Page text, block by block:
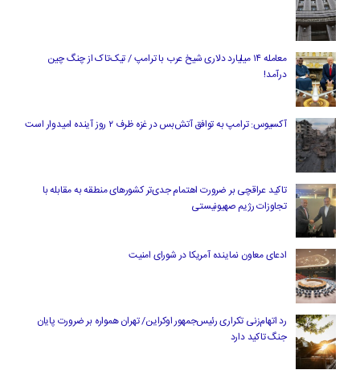
معامله ۱۴ میلیارد دلاری شیخ عرب با ترامپ / تیک‌تاک از چنگ چین
درآمد!
آکسیوس: ترامپ به توافق آتش‌بس در غزه ظرف ۲ روز آینده امیدوار است
تاکید عراقچی بر ضرورت اهتمام جدی‌تر کشورهای منطقه به مقابله با
تجاوزات رژیم صهیونیستی
ادعای معاون نماینده آمریکا در شورای امنیت
رد اتهام‌زنی تکراری رئیس‌جمهور اوکراین/ تهران همواره بر ضرورت پایان
جنگ تاکید دارد